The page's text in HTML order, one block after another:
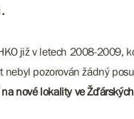
již v letech 2008-2009,
pozorován žádný
nové lokality ve